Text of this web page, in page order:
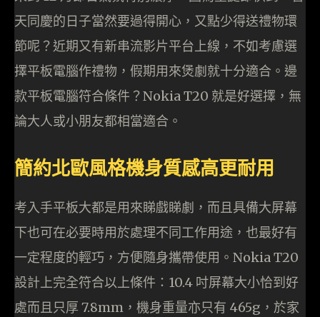
天同慶的日子當然要過得開心，又點少得送禮物環
節呢？近期又有新串流影片平台上線，不如考慮選
擇平板電腦作禮物，假期用來煲劇就十分適合。邊
款平板電腦符合條件？Nokia T20 就是好選擇，無
論大人或小朋友都相當適合。
簡約北歐風格機身質感高更耐用
考入手平板大都是用來睇戲睇劇，而且具備大屏幕
下也可在必要時用於處理不同工作用途，也最好有
一定程度的輕巧，方便隨身攜帶使用。Nokia T20
設計上完全符合以上條件：10.4 吋屏幕大小恰到好
處而且只厚 7.8mm，機身重量亦只有 465g，於家